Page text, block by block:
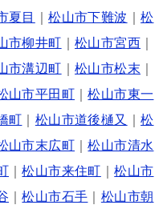
夏目 ｜松山市下難波 ｜松
市柳井町 ｜松山市宮西
市溝辺町 ｜松山市松末
山市平田町 ｜松山市東一
町 松山市道後樋又 ｜松
山市末広町 ｜松山市清水
｜松山市来住町 ｜松山市
｜松山市石手
松山市朝